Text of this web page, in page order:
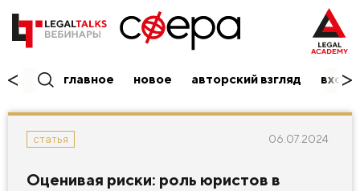
главное новое авторский взгляд вход/
статья 06.07.2024
Оценивая риски: роль юристов в